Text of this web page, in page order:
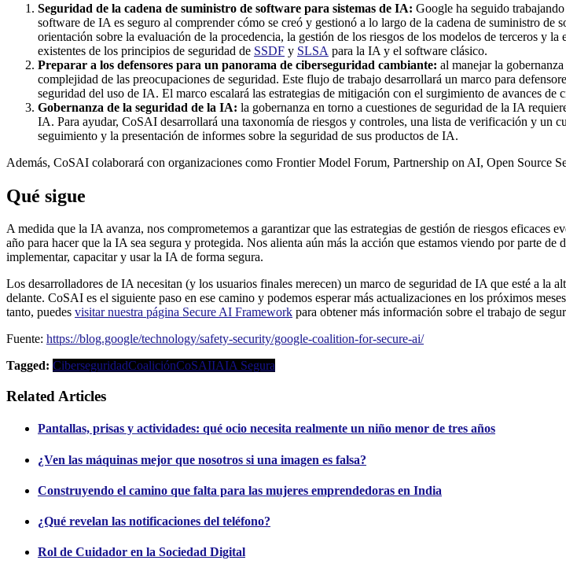
Seguridad de la cadena de suministro de software para sistemas de IA: Google ha seguido
software de IA es seguro al comprender cómo se creó y gestionó a lo largo de la cadena de suministro
orientación sobre la evaluación de la procedencia, la gestión de los riesgos de los modelos de terceros y
existentes de los principios de seguridad de SSDF y SLSA para la IA y el software clásico.
Preparar a los defensores para un panorama de ciberseguridad cambiante: al manejar la
complejidad de las preocupaciones de seguridad. Este flujo de trabajo desarrollará un marco para
seguridad del uso de IA. El marco escalará las estrategias de mitigación con el surgimiento de avances
Gobernanza de la seguridad de la IA: la gobernanza en torno a cuestiones de seguridad de la IA
IA. Para ayudar, CoSAI desarrollará una taxonomía de riesgos y controles, una lista de verificación y un
seguimiento y la presentación de informes sobre la seguridad de sus productos de IA.
Además, CoSAI colaborará con organizaciones como Frontier Model Forum, Partnership on AI, Open Source
Qué sigue
A medida que la IA avanza, nos comprometemos a garantizar que las estrategias de gestión de riesgos
año para hacer que la IA sea segura y protegida. Nos alienta aún más la acción que estamos viendo por parte
implementar, capacitar y usar la IA de forma segura.
Los desarrolladores de IA necesitan (y los usuarios finales merecen) un marco de seguridad de IA que esté a la
delante. CoSAI es el siguiente paso en ese camino y podemos esperar más actualizaciones en los próximos
tanto, puedes visitar nuestra página Secure AI Framework para obtener más información sobre el trabajo de
Fuente: https://blog.google/technology/safety-security/google-coalition-for-secure-ai/
Tagged: CiberseguridadCoaliciónCoSAIIAIA Segura
Related Articles
Pantallas, prisas y actividades: qué ocio necesita realmente un niño menor de tres años
¿Ven las máquinas mejor que nosotros si una imagen es falsa?
Construyendo el camino que falta para las mujeres emprendedoras en India
¿Qué revelan las notificaciones del teléfono?
Rol de Cuidador en la Sociedad Digital